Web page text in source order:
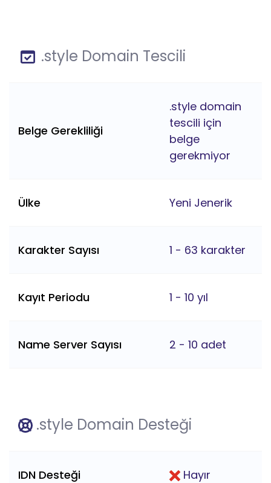
.style Domain Tescili
Belge Gerekliliği
.style domain
tescili için
belge
gerekmiyor
Ülke Yeni Jenerik
Karakter Sayısı 1 - 63 karakter
Kayıt Periodu 1 - 10 yıl
Name Server Sayısı 2 - 10 adet
.style Domain Desteği
IDN Desteği Hayır